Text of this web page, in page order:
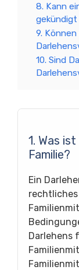
8. Kann
9.
10. Sind
1. Was
Familie?
Ein
Darlehens